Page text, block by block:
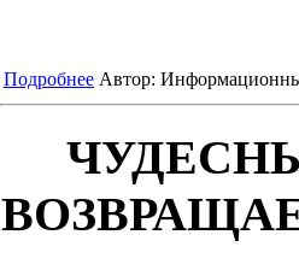
Подробнее Автор: